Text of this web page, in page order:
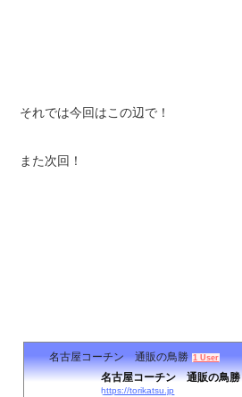
それでは今回はこの辺で！
また次回！
名古屋コーチン 通販の鳥勝 1 User
名古屋コーチン 通販の鳥勝
https://torikatsu.jp